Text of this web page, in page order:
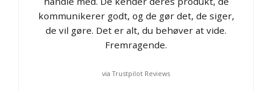
kommunikerer godt, og de gør det, de siger,
de vil gøre. Det er alt, du behøver at vide.
Fremragende.
via Trustpilot Reviews